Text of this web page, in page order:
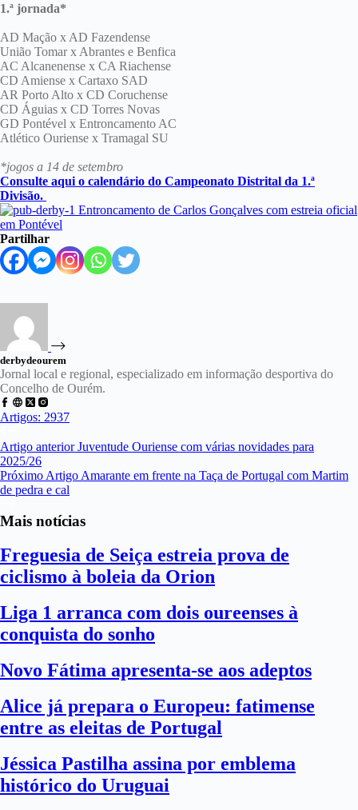
1.ª jornada*
AD Mação x AD Fazendense
União Tomar x Abrantes e Benfica
AC Alcanenense x CA Riachense
CD Amiense x Cartaxo SAD
AR Porto Alto x CD Coruchense
CD Águias x CD Torres Novas
GD Pontével x Entroncamento AC
Atlético Ouriense x Tramagal SU
*jogos a 14 de setembro
Consulte aqui o calendário do Campeonato Distrital da 1.ª
Divisão.
Partilhar
derbydeourem
Jornal local e regional, especializado em informação desportiva do
Concelho de Ourém.
Artigos: 2937
Artigo anteriorJuventude Ouriense com várias novidades para
2025/26
Próximo Artigo Amarante em frente na Taça de Portugal com Martim
de pedra e cal
Mais notícias
Freguesia de Seiça estreia prova de
ciclismo à boleia da Orion
Liga 1 arranca com dois oureenses à
conquista do sonho
Novo Fátima apresenta-se aos adeptos
Alice já prepara o Europeu: fatimense
entre as eleitas de Portugal
Jéssica Pastilha assina por emblema
histórico do Uruguai